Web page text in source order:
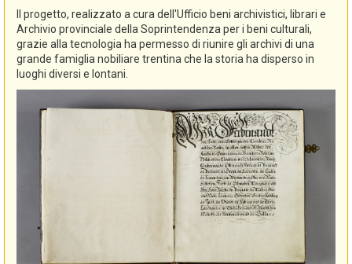
Il progetto, realizzato a cura dell'Ufficio beni archivistici, librari e
Archivio provinciale della Soprintendenza per i beni culturali,
grazie alla tecnologia ha permesso di riunire gli archivi di una
grande famiglia nobiliare trentina che la storia ha disperso in
luoghi diversi e lontani.